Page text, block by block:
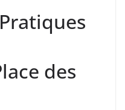
des